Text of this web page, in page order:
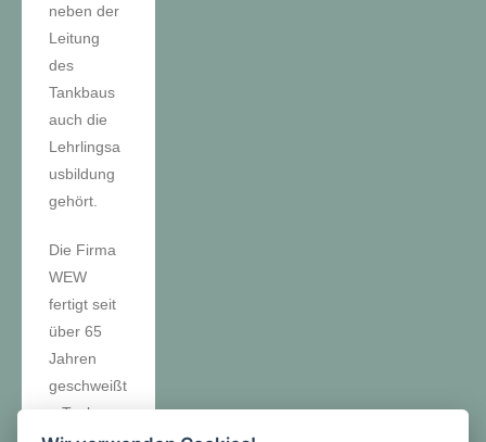
neben der
Leitung
des
Tankbaus
auch die
Lehrlingsa
usbildung
gehört.
Die Firma
WEW
fertigt seit
über 65
Jahren
geschweißt
e Tanks